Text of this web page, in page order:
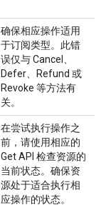
确保相应操作适用
于订阅类型。此错
误仅与 Cancel、
Defer、Refund 或
Revoke 等方法有
关。
在尝试执行操作之
前，请使用相应的
Get API 检查资源的
当前状态。确保资
源处于适合执行相
应操作的状态。